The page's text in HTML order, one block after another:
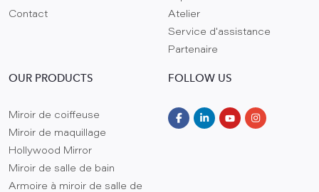
Contact
Atelier
Service d'assistance
Partenaire
OUR PRODUCTS
Miroir de coiffeuse
Miroir de maquillage
Hollywood Mirror
Miroir de salle de bain
Armoire à miroir de salle de
FOLLOW US